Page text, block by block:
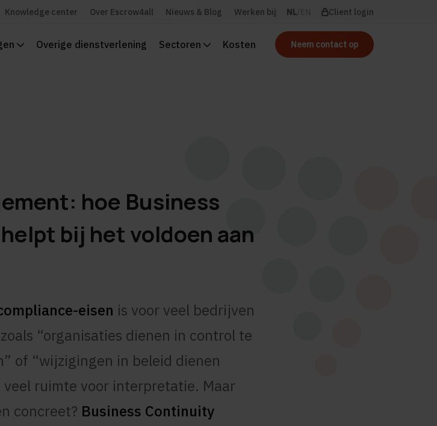
Knowledge center Over Escrow4all Nieuws & Blog Werken bij NL Client login
Overige dienstverlening Sectoren Kosten Neem contact op
hoe Business
bij het voldoen aan
eisen is voor veel bedrijven
“organisaties dienen in control te
of “wijzigingen in beleid dienen
ruimte voor interpretatie. Maar
concreet? Business Continuity